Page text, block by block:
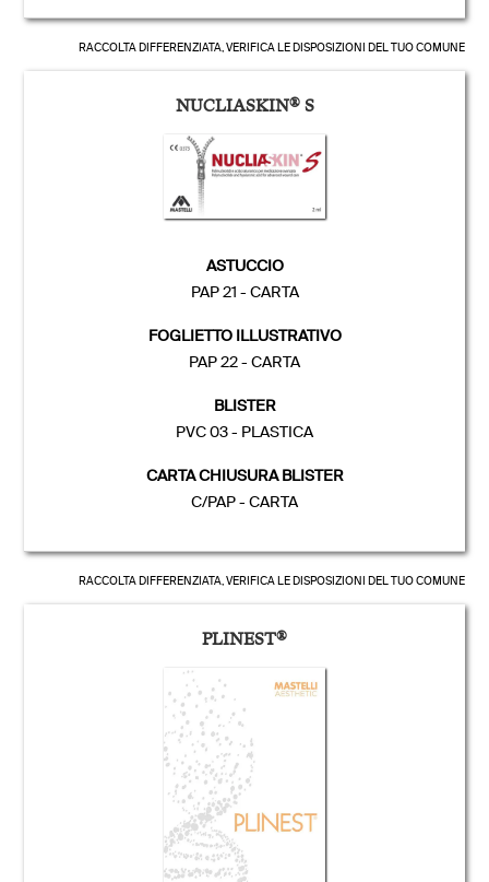
RACCOLTA DIFFERENZIATA, VERIFICA LE DISPOSIZIONI DEL TUO COMUNE
NUCLIASKIN®S
ASTUCCIO
PAP 21 - CARTA
FOGLIETTO ILLUSTRATIVO
PAP 22 - CARTA
BLISTER
PVC 03 - PLASTICA
CARTA CHIUSURA BLISTER
C/PAP - CARTA
RACCOLTA DIFFERENZIATA, VERIFICA LE DISPOSIZIONI DEL TUO COMUNE
PLINEST®